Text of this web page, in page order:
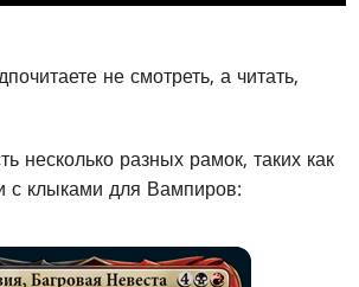
не смотреть, а читать,
несколько разных рамок, таких как
с клыками для Вампиров: